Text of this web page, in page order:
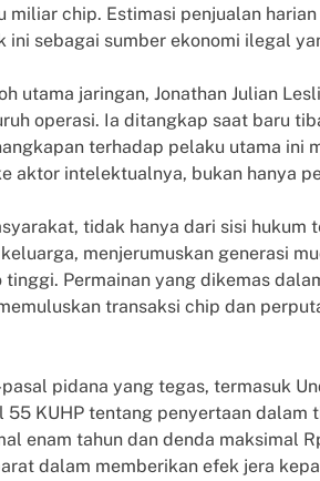
chip. Estimasi penjualan
sebagai sumber ekonomi ilegal
utama jaringan, Jonathan Julian
operasi. Ia ditangkap saat baru
terhadap pelaku utama ini
aktor intelektualnya, bukan hanya
tidak hanya dari sisi hukum
menjerumuskan generasi
Permainan yang dikemas
transaksi chip dan
pidana yang tegas, termasuk
KUHP tentang penyertaan dalam
enam tahun dan denda maksimal
dalam memberikan efek jera